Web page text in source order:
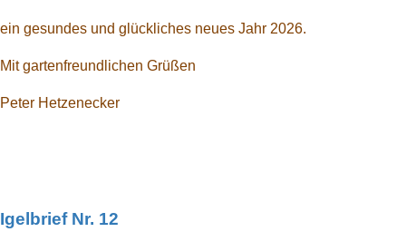
ein gesundes und glückliches neues Jahr 2026.
Mit gartenfreundlichen Grüßen
Peter Hetzenecker
Igelbrief Nr. 12